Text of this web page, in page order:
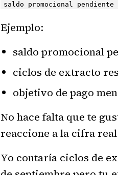
saldo promocional
Ejemplo:
saldo promocional
ciclos de extracto
objetivo de pago
No hace falta que te
reaccione a la cifra
Yo contaría ciclos de